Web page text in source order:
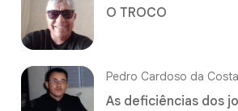
O TROCO
Pedro Cardoso da Costa
As deficiências dos